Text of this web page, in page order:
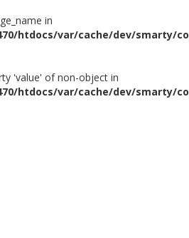
in
htdocs/var/cache/dev/smarty/
'value' of non-object in
htdocs/var/cache/dev/smarty/